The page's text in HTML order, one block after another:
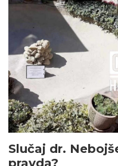
Slučaj dr.
pravda?